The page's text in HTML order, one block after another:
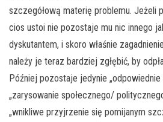
szczegółową materię problemu. Jeżeli
cios ustoi nie pozostaje mu nic innego
dyskutantem, i skoro właśnie
należy je teraz bardziej zgłębić, by
Później pozostaje jedynie „odpowiednie
„zarysowanie społecznego/
„wnikliwe przyjrzenie się pomijanym